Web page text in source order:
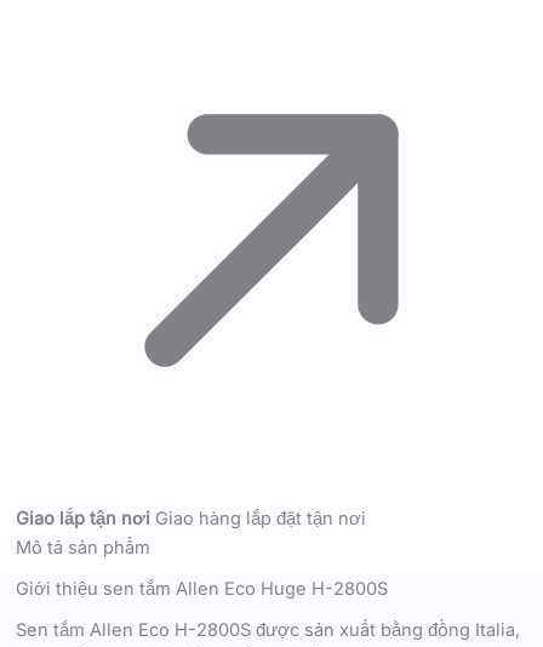
Giao lắp tận nơi Giao hàng lắp đặt tận nơi
Mô tả sản phẩm
Giới thiệu sen tắm Allen Eco Huge H-2800S
Sen tắm Allen Eco H-2800S được sản xuất bằng đồng Italia,